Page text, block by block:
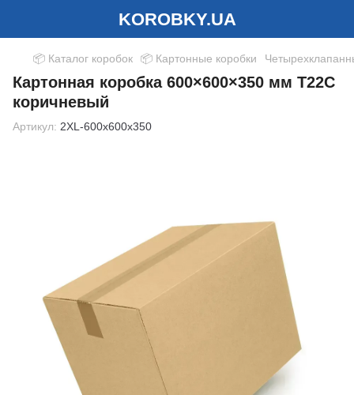
KOROBKY.UA
📦 Каталог коробок 📦 Картонные коробки
Картонная коробка 600×600×350 мм Т22С
коричневый
Артикул: 2XL-600x600x350